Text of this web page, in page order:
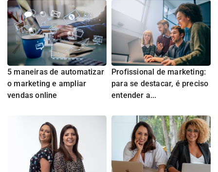
5 maneiras de automatizar
o marketing e ampliar
vendas online
Profissional de marketing:
para se destacar, é preciso
entender a...